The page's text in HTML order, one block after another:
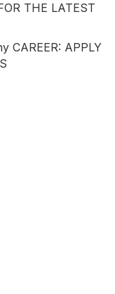
THE LATEST
CAREER: APPLY